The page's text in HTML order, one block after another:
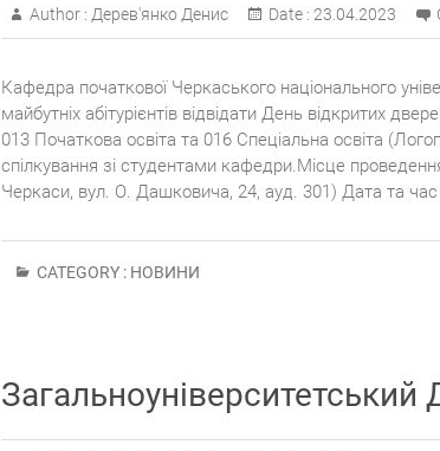
Author : Дерев'янко Денис Date : 23.04.2023
Кафедра початкової Черкаського національного
майбутніх абітурієнтів відвідати День відкритих
013 Початкова освіта та 016 Спеціальна освіта
спілкування зі студентами кафедри.Місце
Черкаси, вул. О. Дашковича, 24, ауд. 301) Дата та
CATEGORY : НОВИНИ